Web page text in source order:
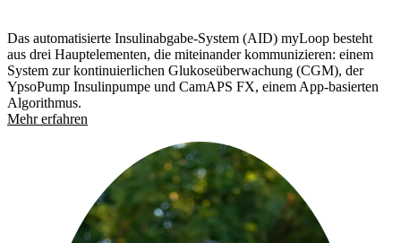
Das automatisierte Insulinabgabe-System (AID) myLoop besteht
aus drei Hauptelementen, die miteinander kommunizieren: einem
System zur kontinuierlichen Glukoseüberwachung (CGM), der
YpsoPump Insulinpumpe und CamAPS FX, einem App-basierten
Algorithmus.
Mehr erfahren